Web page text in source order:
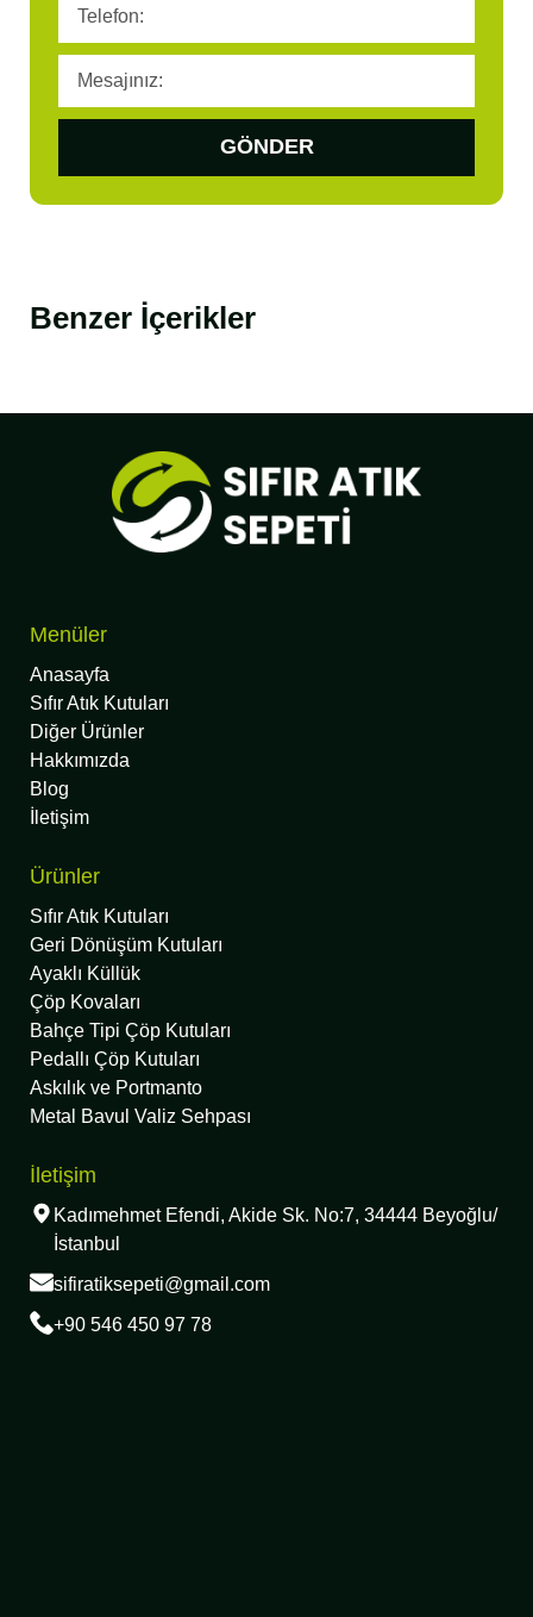
GÖNDER
Benzer İçerikler
Menüler
Anasayfa
Sıfır Atık Kutuları
Diğer Ürünler
Hakkımızda
Blog
İletişim
Ürünler
Sıfır Atık Kutuları
Geri Dönüşüm Kutuları
Ayaklı Küllük
Çöp Kovaları
Bahçe Tipi Çöp Kutuları
Pedallı Çöp Kutuları
Askılık ve Portmanto
Metal Bavul Valiz Sehpası
İletişim
Kadımehmet Efendi, Akide Sk. No:7, 34444 Beyoğlu/
İstanbul
sifiratiksepeti@gmail.com
+90 546 450 97 78